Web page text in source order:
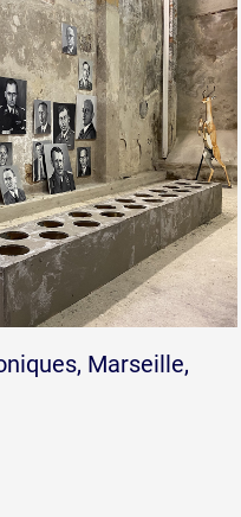
Marseille,